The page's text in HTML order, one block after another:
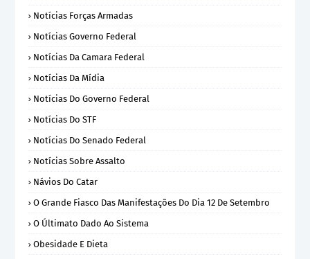
Notícias Forças Armadas
Notícias Governo Federal
Notícias Da Camara Federal
Notícias Da Mídia
Notícias Do Governo Federal
Notícias Do STF
Notícias Do Senado Federal
Notícias Sobre Assalto
Návios Do Catar
O Grande Fiasco Das Manifestações Do Dia 12 De Setembro
O Últimato Dado Ao Sistema
Obesidade E Dieta